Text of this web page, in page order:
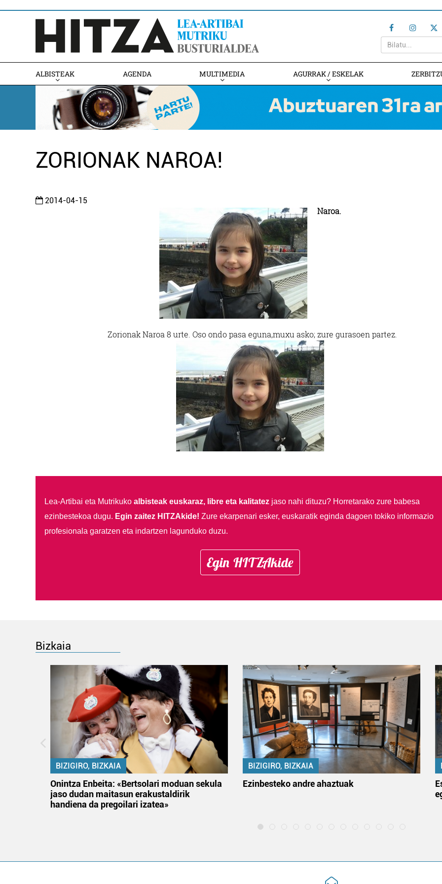
ALBISTEAK AGENDA MULTIMEDIA AGURRAK / ESKELAK
ZORIONAK NAROA!
2014-04-15
Naroa.
Zorionak Naroa 8 urte. Oso ondo pasa eguna,muxu asko; zure gurasoen partez.
Lea-Artibai eta Mutrikuko albisteak euskaraz, libre eta kalitatezjaso nahi dituzu? Horretarako zure babesa
ezinbestekoa dugu. Egin zaitez HITZAkide! Zure ekarpenari esker, euskaratik eginda dagoen tokiko informazio
profesionala garatzen eta indartzen lagunduko duzu.
Egin HITZAkide
Bizkaia
BIZIGIRO, BIZKAIA
Onintza Enbeita: «Bertsolari moduan sekula
jaso dudan maitasun erakustaldirik
handiena da pregoilari izatea»
BIZIGIRO, BIZKAIA
Ezinbesteko andre ahaztuak